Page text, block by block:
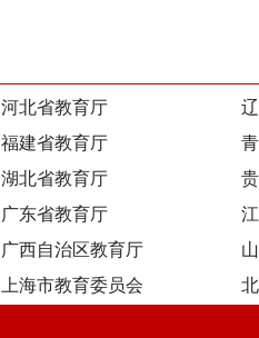
河北省教育厅
福建省教育厅
湖北省教育厅
广东省教育厅
广西自治区教育厅
上海市教育委员会